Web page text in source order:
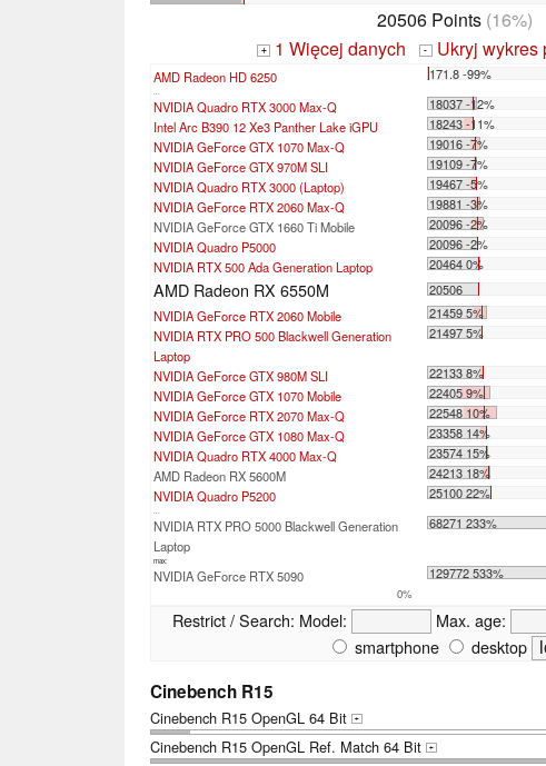
20506 Points(16%)
+ 1 Więcej danych - Ukryj wykres
AMD Radeon HD 6250 171.8 -99%
NVIDIA Quadro RTX 3000 Max-Q
18037 -12%
Intel Arc B390 12 Xe3 Panther Lake iGPU
18243 -11%
NVIDIA GeForce GTX 1070 Max-Q
19016 -7%
NVIDIA GeForce GTX 970M SLI
19109 -7%
NVIDIA Quadro RTX 3000 (Laptop)
19467 -5%
NVIDIA GeForce RTX 2060 Max-Q
19881 -3%
NVIDIA GeForce GTX 1660 Ti Mobile
20096 -2%
NVIDIA Quadro P5000
20096 -2%
NVIDIA RTX 500 Ada Generation Laptop
20464 0%
AMD Radeon RX 6550M
20506
NVIDIA GeForce RTX 2060 Mobile
21459 5%
NVIDIA RTX PRO 500 Blackwell Generation
Laptop
21497 5%
NVIDIA GeForce GTX 980M SLI
22133 8%
NVIDIA GeForce GTX 1070 Mobile
22405 9%
NVIDIA GeForce RTX 2070 Max-Q
22548 10%
NVIDIA GeForce GTX 1080 Max-Q
23358 14%
NVIDIA Quadro RTX 4000 Max-Q
23574 15%
AMD Radeon RX 5600M
24213 18%
NVIDIA Quadro P5200
25100 22%
NVIDIA RTX PRO 5000 Blackwell Generation
Laptop
68271 233%
max:
NVIDIA GeForce RTX 5090 129772 533%
0%
Restrict / Search: Model: Max. age:
smartphone
desktop
Cinebench R15
Cinebench R15 OpenGL 64 Bit +
Cinebench R15 OpenGL Ref. Match 64 Bit +